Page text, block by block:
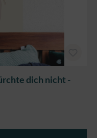
dich nicht -